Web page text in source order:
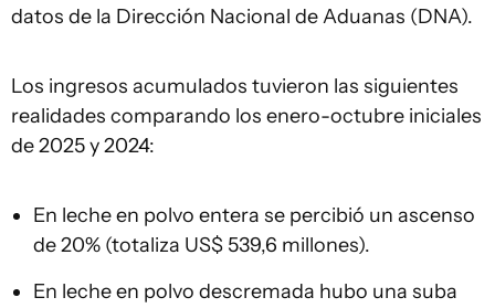
datos de la Dirección Nacional de Aduanas (DNA).
Los ingresos acumulados tuvieron las siguientes
realidades comparando los enero-octubre iniciales
de 2025 y 2024:
En leche en polvo entera se percibió un ascenso
de 20% (totaliza US$ 539,6 millones).
En leche en polvo descremada hubo una suba